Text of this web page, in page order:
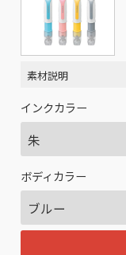
素材説明
インクカラー
ボディカラー